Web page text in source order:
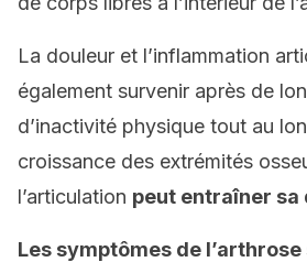
La douleur et l’inflammation
également survenir après de
d’inactivité physique tout au
croissance des extrémités
l’articulation peut entraîner
Les symptômes de